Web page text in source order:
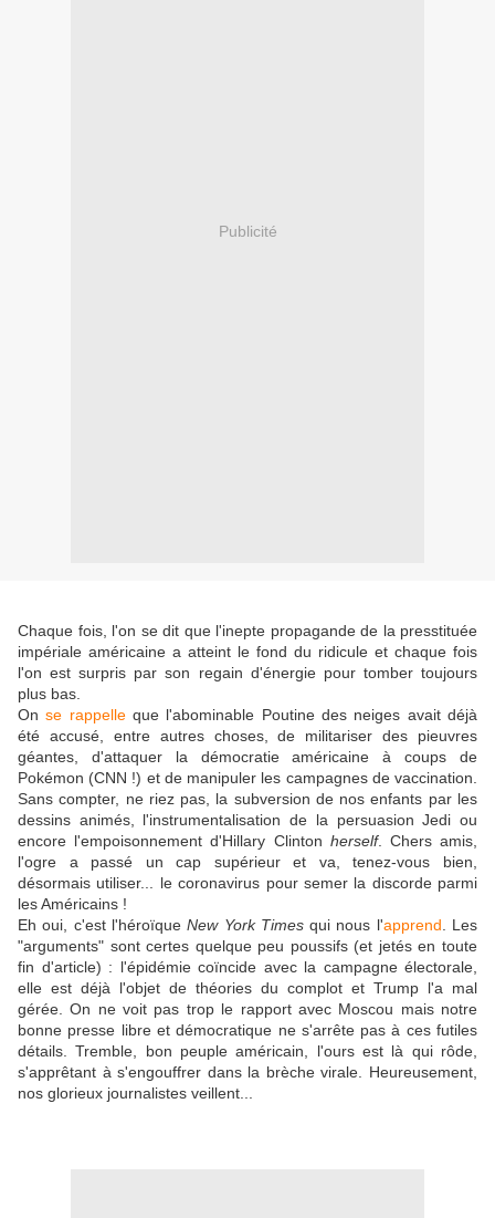
Publicité
Chaque fois, l'on se dit que l'inepte propagande de la presstituée
impériale américaine a atteint le fond du ridicule et chaque fois
l'on est surpris par son regain d'énergie pour tomber toujours
plus bas.
Onse rappelleque l'abominable Poutine des neiges avait déjà
été accusé, entre autres choses, de militariser des pieuvres
géantes, d'attaquer la démocratie américaine à coups de
Pokémon (CNN !) et de manipuler les campagnes de vaccination.
Sans compter, ne riez pas, la subversion de nos enfants par les
dessins animés, l'instrumentalisation de la persuasion Jedi ou
encore l'empoisonnement d'Hillary Clinton herself. Chers amis,
l'ogre a passé un cap supérieur et va, tenez-vous bien,
désormais utiliser... le coronavirus pour semer la discorde parmi
les Américains !
Eh oui, c'est l'héroïqueNew York Timesqui nous l'apprend . Les
"arguments" sont certes quelque peu poussifs (et jetés en toute
fin d'article) : l'épidémie coïncide avec la campagne électorale,
elle est déjà l'objet de théories du complot et Trump l'a mal
gérée. On ne voit pas trop le rapport avec Moscou mais notre
bonne presse libre et démocratique ne s'arrête pas à ces futiles
détails. Tremble, bon peuple américain, l'ours est là qui rôde,
s'apprêtant à s'engouffrer dans la brèche virale. Heureusement,
nos glorieux journalistes veillent...